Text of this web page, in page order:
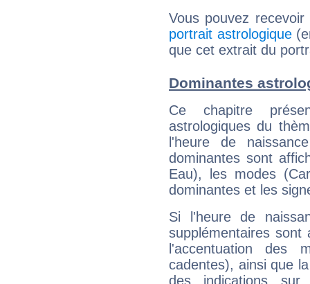
Vous pouvez
portrait astrologique
que cet extrait du
Dominantes
Ce chapitre
astrologiques du
l'heure de
dominantes sont
Eau), les modes
dominantes et les
Si l'heure de
supplémentaires sont
l'accentuation des
cadentes), ainsi que
des indications sur